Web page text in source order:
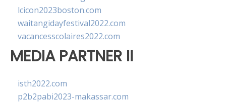
lcicon2023boston.com
waitangidayfestival2022.com
vacancesscolaires2022.com
MEDIA PARTNER II
isth2022.com
p2b2pabi2023-makassar.com